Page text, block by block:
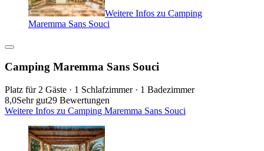
Weitere Infos zu Camping
Maremma Sans Souci
Camping Maremma Sans Souci
Platz für 2 Gäste · 1 Schlafzimmer · 1 Badezimmer
8,0Sehr gut29 Bewertungen
Weitere Infos zu Camping Maremma Sans Souci